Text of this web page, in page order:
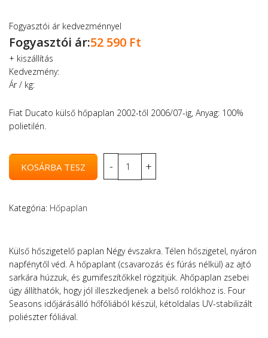
Fogyasztói ár kedvezménnyel
Fogyasztói ár:52 590 Ft
+ kiszállítás
Kedvezmény:
Ár / kg:
Fiat Ducato külső hőpaplan 2002-től 2006/07-ig, Anyag: 100%
polietilén.
Kategória: Hőpaplan
Külső hőszigetelő paplan Négy évszakra. Télen hőszigetel, nyáron
napfénytől véd. A hőpaplant (csavarozás és fúrás nélkül) az ajtó
sarkára húzzuk, és gumifeszítőkkel rögzitjük. Ahőpaplan zsebei
úgy állíthatók, hogy jól illeszkedjenek a belső rolókhoz is. Four
Seasons időjárásálló hőfóliából készül, kétoldalas UV-stabilizált
poliészter fóliával.